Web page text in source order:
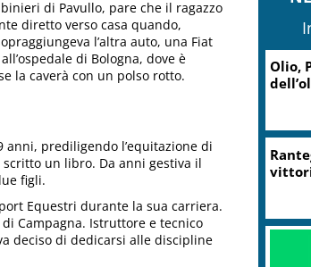
di Pavullo, pare che il ragazzo
diretto verso casa quando,
l’altra auto, una Fiat
di Bologna, dove è
la caverà con un polso rotto.
anni, prediligendo l’equitazione di
scritto un libro. Da anni gestiva il
figli.
Equestri durante la sua carriera.
Campagna. Istruttore e tecnico
deciso di dedicarsi alle discipline
Olio,